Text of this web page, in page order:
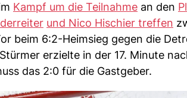
Kampf um die Teilnahme an den
und Nico Hischier treffen
beim 6:2-Heimsieg gegen die
erzielte in der 17. Minute
das 2:0 für die Gastgeber.